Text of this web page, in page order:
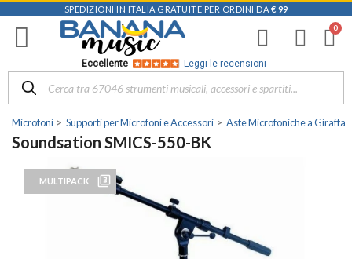
SPEDIZIONI IN ITALIA GRATUITE PER ORDINI DA € 99
Eccellente Leggi le recensioni
Microfoni Supporti per Microfoni e Accessori Aste Microfoniche a Giraffa
Soundsation SMICS-550-BK
MULTIPACK filter_3